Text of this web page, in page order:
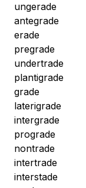
ungerade
antegrade
erade
pregrade
undertrade
plantigrade
grade
laterigrade
intergrade
prograde
nontrade
intertrade
interstade